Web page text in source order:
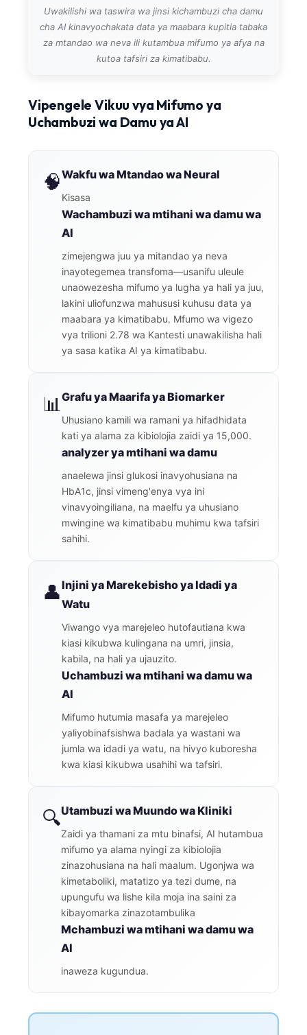
Uwakilishi wa taswira wa jinsi kichambuzi cha damu
cha AI kinavyochakata data ya maabara kupitia tabaka
za mtandao wa neva ili kutambua mifumo ya afya na
kutoa tafsiri za kimatibabu.
Vipengele Vikuu vya Mifumo ya
Uchambuzi wa Damu ya AI
🧠Wakfu wa Mtandao wa Neural
Kisasa
Wachambuzi wa mtihani wa damu wa
AI
zimejengwa juu ya mitandao ya neva
inayotegemea transfoma—usanifu uleule
unaowezesha mifumo ya lugha ya hali ya juu,
lakini uliofunzwa mahususi kuhusu data ya
maabara ya kimatibabu. Mfumo wa vigezo
vya trilioni 2.78 wa Kantesti unawakilisha hali
ya sasa katika AI ya kimatibabu.
📊Grafu ya Maarifa ya Biomarker
Uhusiano kamili wa ramani ya hifadhidata
kati ya alama za kibiolojia zaidi ya 15,000.
analyzer ya mtihani wa damu
anaelewa jinsi glukosi inavyohusiana na
HbA1c, jinsi vimeng'enya vya ini
vinavyoingiliana, na maelfu ya uhusiano
mwingine wa kimatibabu muhimu kwa tafsiri
sahihi.
👤Injini ya Marekebisho ya Idadi ya
Watu
Viwango vya marejeleo hutofautiana kwa
kiasi kikubwa kulingana na umri, jinsia,
kabila, na hali ya ujauzito.
Uchambuzi wa mtihani wa damu wa
AI
Mifumo hutumia masafa ya marejeleo
yaliyobinafsishwa badala ya wastani wa
jumla wa idadi ya watu, na hivyo kuboresha
kwa kiasi kikubwa usahihi wa tafsiri.
🔍Utambuzi wa Muundo wa Kliniki
Zaidi ya thamani za mtu binafsi, AI hutambua
mifumo ya alama nyingi za kibiolojia
zinazohusiana na hali maalum. Ugonjwa wa
kimetaboliki, matatizo ya tezi dume, na
upungufu wa lishe kila moja ina saini za
kibayomarka zinazotambulika
Mchambuzi wa mtihani wa damu wa
AI
inaweza kugundua.